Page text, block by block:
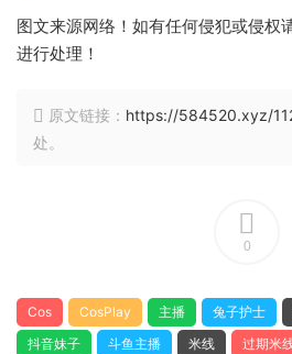
图文来源网络！如有任何侵犯或侵权
进行处理！
原文链接： https://584520.xyz/
处。
0
Cos CosPlay 主播 兔子护士
抖音妹子
斗鱼主播 米线 过期米